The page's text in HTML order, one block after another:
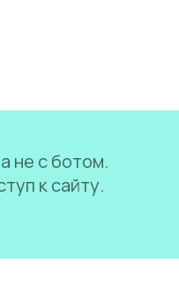
не с ботом.
к сайту.